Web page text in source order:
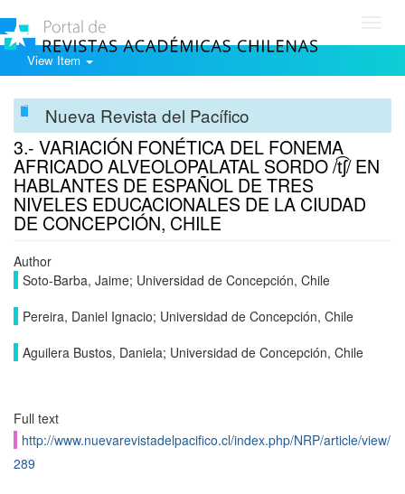
View Item
Nueva Revista del Pacífico
3.- VARIACIÓN FONÉTICA DEL FONEMA
AFRICADO ALVEOLOPALATAL SORDO /t͡ʃ/ EN
HABLANTES DE ESPAÑOL DE TRES
NIVELES EDUCACIONALES DE LA CIUDAD
DE CONCEPCIÓN, CHILE
Author
Soto-Barba, Jaime; Universidad de Concepción, Chile
Pereira, Daniel Ignacio; Universidad de Concepción, Chile
Aguilera Bustos, Daniela; Universidad de Concepción, Chile
Full text
http://www.nuevarevistadelpacifico.cl/index.php/NRP/article/view/
289